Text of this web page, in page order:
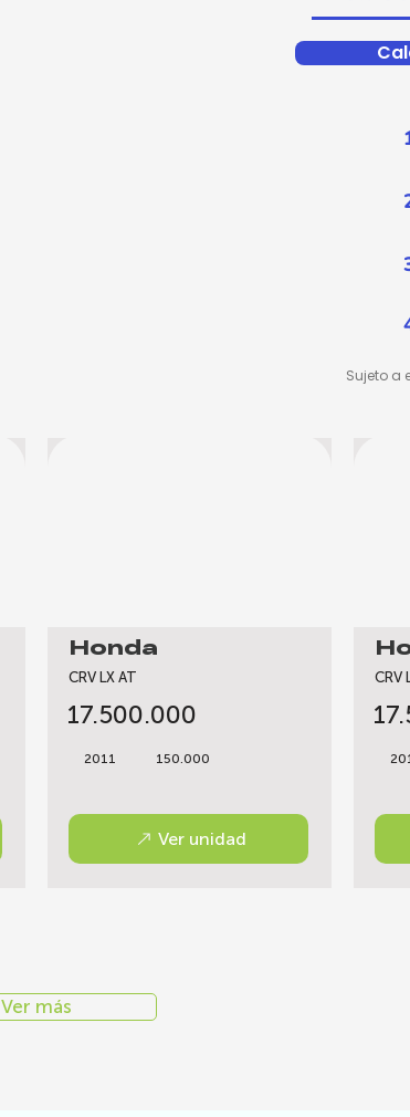
Sujeto a
Honda
CRV LX AT
2011 150.000
17.500.000
Ver unidad
CRV
Ver más